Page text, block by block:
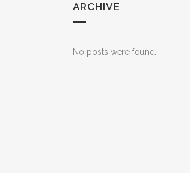
ARCHIVE
No posts were found.